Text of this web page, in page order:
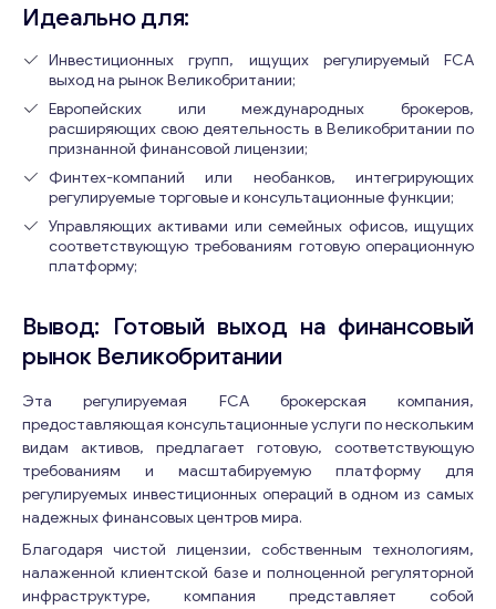
Консультация
Отправьте нам запрос, и мы свяжемся с вами в
ближайшее время.
Ваши комментарии
Идеально для:
Инвестиционных групп, ищущих регулируемый FCA
выход на рынок Великобритании;
Европейских или международных брокеров,
расширяющих свою деятельность в Великобритании по
признанной финансовой лицензии;
Финтех-компаний или необанков, интегрирующих
регулируемые торговые и консультационные функции;
Управляющих активами или семейных офисов, ищущих
соответствующую требованиям готовую операционную
платформу;
Вывод: Готовый выход на финансовый
рынок Великобритании
Эта регулируемая FCA брокерская компания,
предоставляющая консультационные услуги по нескольким
видам активов, предлагает готовую, соответствующую
требованиям и масштабируемую платформу для
регулируемых инвестиционных операций в одном из самых
надежных финансовых центров мира.
Благодаря чистой лицензии, собственным технологиям,
налаженной клиентской базе и полноценной регуляторной
инфраструктуре, компания представляет собой